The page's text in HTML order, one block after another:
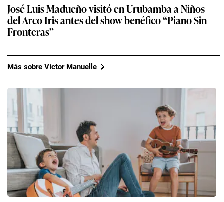
José Luis Madueño visitó en Urubamba a Niños
del Arco Iris antes del show benéfico “Piano Sin
Fronteras”
Más sobre Víctor Manuelle